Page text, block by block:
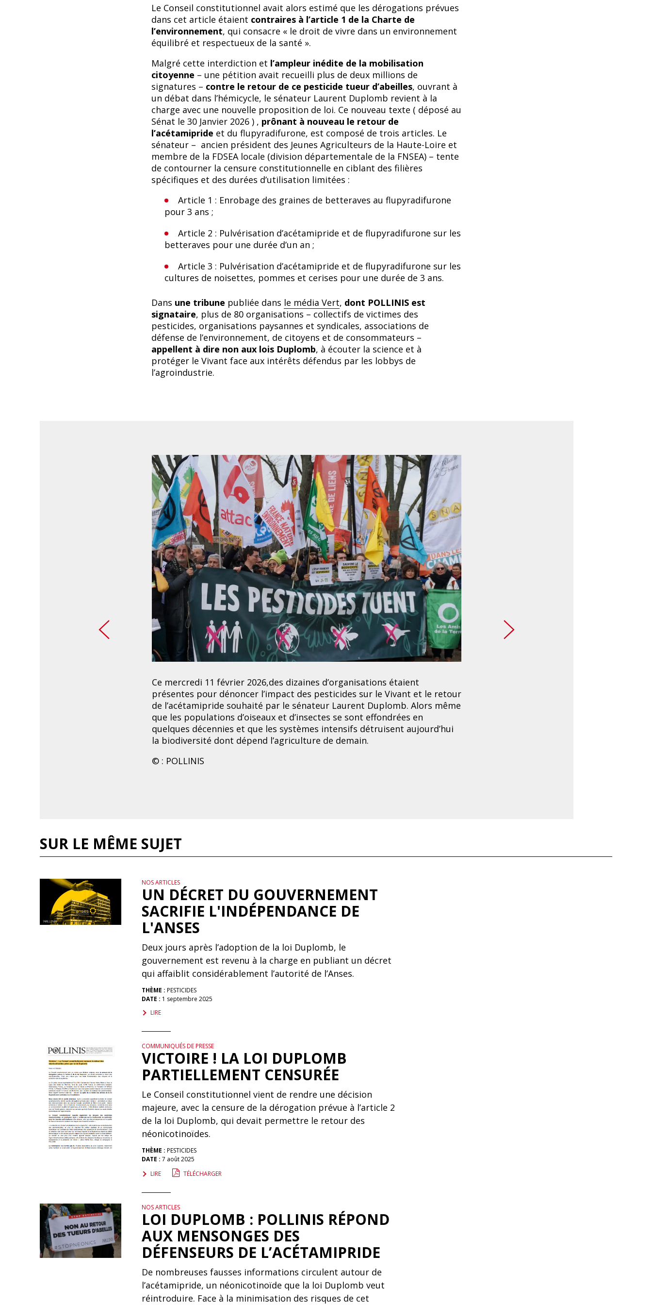
Le Conseil constitutionnel avait alors estimé que les dérogations prévues
dans cet article étaient contraires à l’article 1 de la Charte de
l’environnement, qui consacre « le droit de vivre dans un environnement
équilibré et respectueux de la santé ».
Malgré cette interdiction et l’ampleur inédite de la mobilisation
citoyenne – une pétition avait recueilli plus de deux millions de
signatures – contre le retour de ce pesticide tueur d’abeilles, ouvrant à
un débat dans l’hémicycle, le sénateur Laurent Duplomb revient à la
charge avec une nouvelle proposition de loi. Ce nouveau texte ( déposé au
Sénat le 30 Janvier 2026 ) , prônant à nouveau le retour de
l’acétamipride et du flupyradifurone, est composé de trois articles. Le
sénateur – ancien président des Jeunes Agriculteurs de la Haute-Loire et
membre de la FDSEA locale (division départementale de la FNSEA) – tente
de contourner la censure constitutionnelle en ciblant des filières
spécifiques et des durées d’utilisation limitées :
Article 1 : Enrobage des graines de betteraves au flupyradifurone
pour 3 ans ;
Article 2 : Pulvérisation d’acétamipride et de flupyradifurone sur les
betteraves pour une durée d’un an ;
Article 3 : Pulvérisation d’acétamipride et de flupyradifurone sur les
cultures de noisettes, pommes et cerises pour une durée de 3 ans.
Dans une tribune publiée dans le média Vert, dont POLLINIS est
signataire, plus de 80 organisations – collectifs de victimes des
pesticides, organisations paysannes et syndicales, associations de
défense de l’environnement, de citoyens et de consommateurs –
appellent à dire non aux lois Duplomb, à écouter la science et à
protéger le Vivant face aux intérêts défendus par les lobbys de
l’agroindustrie.
Ce mercredi 11 février 2026,des dizaines d’organisations étaient
présentes pour dénoncer l’impact des pesticides sur le Vivant et le retour
de l’acétamipride souhaité par le sénateur Laurent Duplomb. Alors même
que les populations d’oiseaux et d’insectes se sont effondrées en
quelques décennies et que les systèmes intensifs détruisent aujourd’hui
la biodiversité dont dépend l’agriculture de demain.
© : POLLINIS
SUR LE MÊME SUJET
NOS ARTICLES
UN DÉCRET DU GOUVERNEMENT
SACRIFIE L'INDÉPENDANCE DE
L'ANSES
Deux jours après l’adoption de la loi Duplomb, le
gouvernement est revenu à la charge en publiant un décret
qui affaiblit considérablement l’autorité de l’Anses.
THÈME : PESTICIDES
DATE : 1 septembre 2025
LIRE
COMMUNIQUÉS DE PRESSE
VICTOIRE ! LA LOI DUPLOMB
PARTIELLEMENT CENSURÉE
Le Conseil constitutionnel vient de rendre une décision
majeure, avec la censure de la dérogation prévue à l’article 2
de la loi Duplomb, qui devait permettre le retour des
néonicotinoïdes.
THÈME : PESTICIDES
DATE : 7 août 2025
LIRE
TÉLÉCHARGER
NOS ARTICLES
LOI DUPLOMB : POLLINIS RÉPOND
AUX MENSONGES DES
DÉFENSEURS DE L’ACÉTAMIPRIDE
De nombreuses fausses informations circulent autour de
l’acétamipride, un néonicotinoïde que la loi Duplomb veut
réintroduire. Face à la minimisation des risques de cet